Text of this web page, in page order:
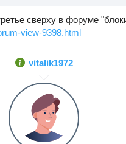
сверху в форуме
view-9398.html
vitalik1972